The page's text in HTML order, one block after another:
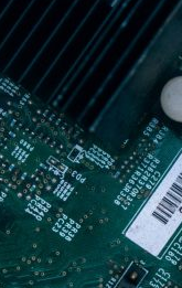
pros ?